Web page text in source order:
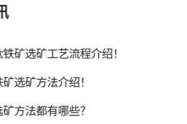
矿选矿工艺流程介绍！
选矿方法介绍！
方法都有哪些？